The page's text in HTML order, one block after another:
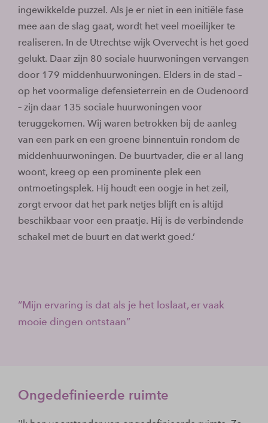
ingewikkelde puzzel. Als je er niet in een initiële fase
mee aan de slag gaat, wordt het veel moeilijker te
realiseren. In de Utrechtse wijk Overvecht is het goed
gelukt. Daar zijn 80 sociale huurwoningen vervangen
door 179 middenhuurwoningen. Elders in de stad –
op het voormalige defensieterrein en de Oudenoord
– zijn daar 135 sociale huurwoningen voor
teruggekomen. Wij waren betrokken bij de aanleg
van een park en een groene binnentuin rondom de
middenhuurwoningen. De buurtvader, die er al lang
woont, kreeg op een prominente plek een
ontmoetingsplek. Hij houdt een oogje in het zeil,
zorgt ervoor dat het park netjes blijft en is altijd
beschikbaar voor een praatje. Hij is de verbindende
schakel met de buurt en dat werkt goed.’
Mijn ervaring is dat als je het loslaat, er vaak
mooie dingen ontstaan
Ongedefinieerde ruimte